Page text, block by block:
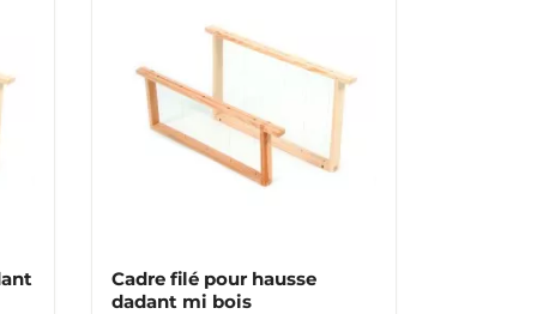
Cadre filé pour hausse
dadant mi bois